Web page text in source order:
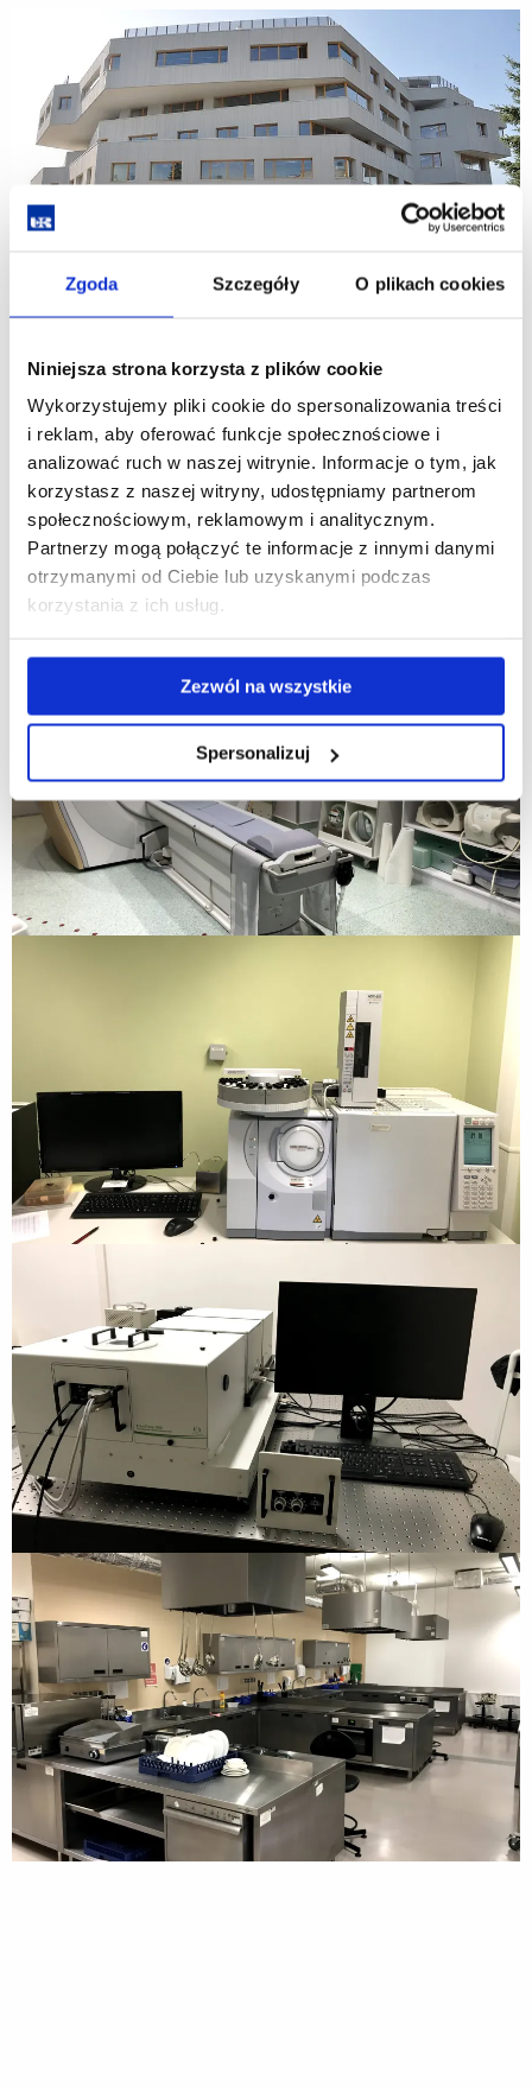
Zgoda Szczegóły O plikach cookies
Niniejsza strona korzysta z plików cookie
Wykorzystujemy pliki cookie do spersonalizowania treści
i reklam, aby oferować funkcje społecznościowe i
analizować ruch w naszej witrynie. Informacje o tym, jak
korzystasz z naszej witryny, udostępniamy partnerom
społecznościowym, reklamowym i analitycznym.
Partnerzy mogą połączyć te informacje z innymi danymi
otrzymanymi od Ciebie lub uzyskanymi podczas
korzystania z ich usług.
Zezwól na wszystkie
Spersonalizuj